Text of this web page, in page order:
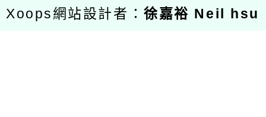
Xoops網站設計者：徐嘉裕 Neil hsu